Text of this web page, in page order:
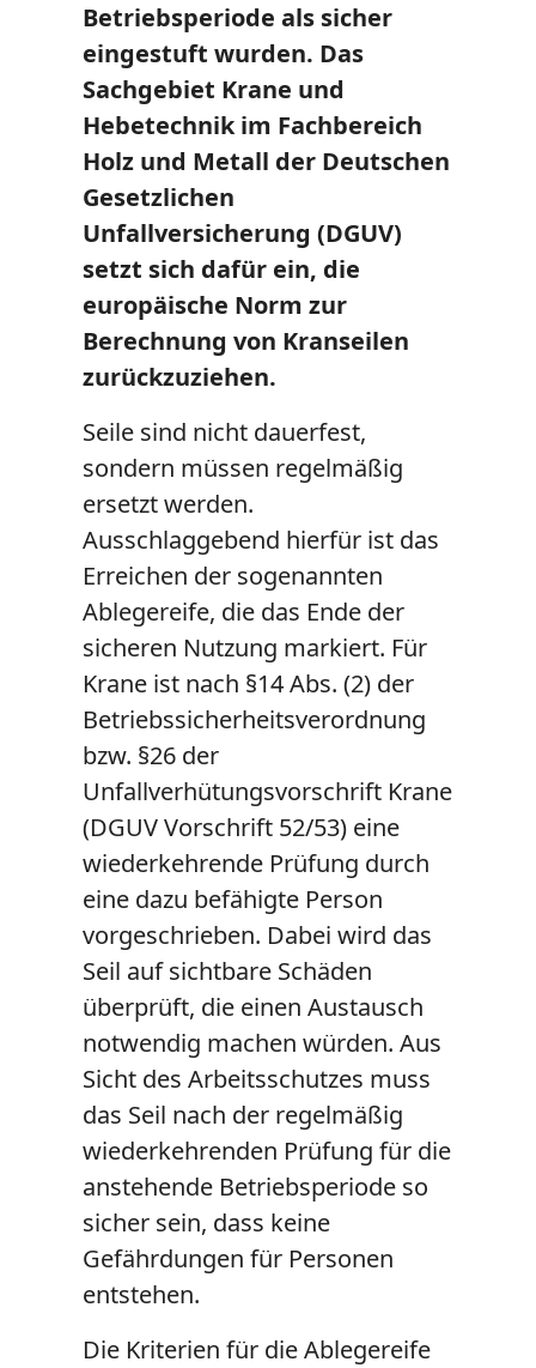
Betriebsperiode als sicher
eingestuft wurden. Das
Sachgebiet Krane und
Hebetechnik im Fachbereich
Holz und Metall der Deutschen
Gesetzlichen
Unfallversicherung (DGUV)
setzt sich dafür ein, die
europäische Norm zur
Berechnung von Kranseilen
zurückzuziehen.
Seile sind nicht dauerfest,
sondern müssen regelmäßig
ersetzt werden.
Ausschlaggebend hierfür ist das
Erreichen der sogenannten
Ablegereife, die das Ende der
sicheren Nutzung markiert. Für
Krane ist nach §14 Abs. (2) der
Betriebssicherheitsverordnung
bzw. §26 der
Unfallverhütungsvorschrift Krane
(DGUV Vorschrift 52/53) eine
wiederkehrende Prüfung durch
eine dazu befähigte Person
vorgeschrieben. Dabei wird das
Seil auf sichtbare Schäden
überprüft, die einen Austausch
notwendig machen würden. Aus
Sicht des Arbeitsschutzes muss
das Seil nach der regelmäßig
wiederkehrenden Prüfung für die
anstehende Betriebsperiode so
sicher sein, dass keine
Gefährdungen für Personen
entstehen.
Die Kriterien für die Ablegereife